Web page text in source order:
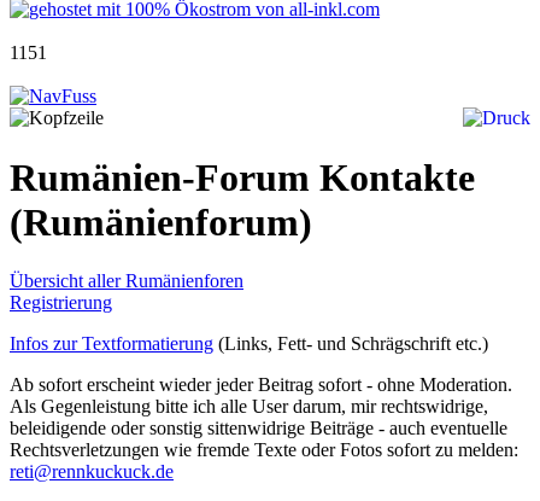
1151
Rumänien-Forum Kontakte
(Rumänienforum)
Übersicht aller Rumänienforen
Registrierung
Infos zur Textformatierung (Links, Fett- und Schrägschrift etc.)
Ab sofort erscheint wieder jeder Beitrag sofort - ohne Moderation.
Als Gegenleistung bitte ich alle User darum, mir rechtswidrige,
beleidigende oder sonstig sittenwidrige Beiträge - auch eventuelle
Rechtsverletzungen wie fremde Texte oder Fotos sofort zu melden:
reti@rennkuckuck.de